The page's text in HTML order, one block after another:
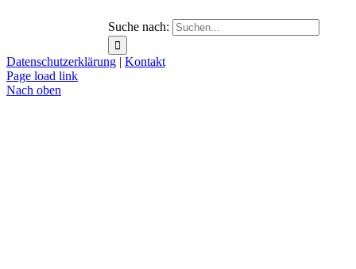
Suche nach:
Datenschutzerklärung | Kontakt
Page load link
Nach oben